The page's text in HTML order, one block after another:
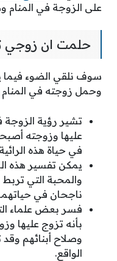
على الزوجة في المنام
حلمت ان زوجي
سوف نلقي الضوء فيما
وحمل زوجته في المنام
تشير رؤية الزوجة
عليها وزوجته
في حياة هذه
يمكن تفسير هذه
والمحبة التي
ناجحان في
فسر بعض علماء
بأنه تزوج عليها
وصلاح أبنائهم
الواقع.